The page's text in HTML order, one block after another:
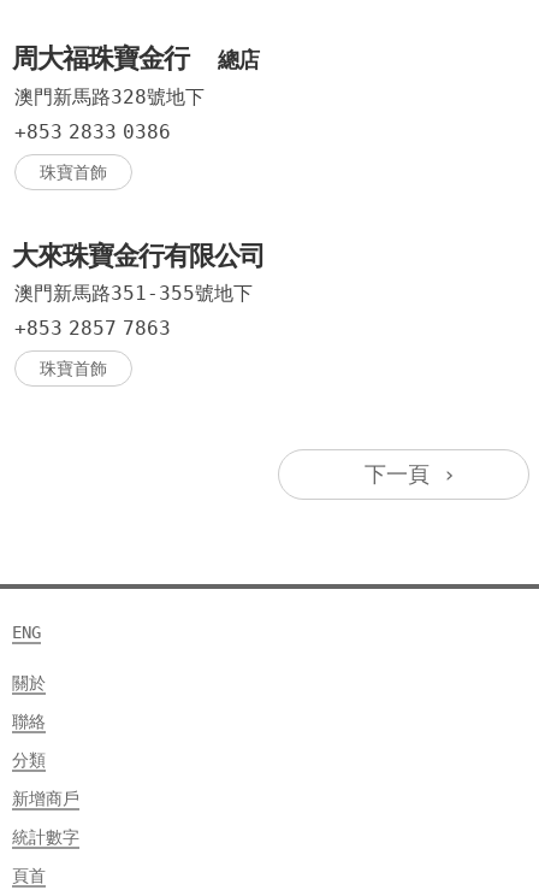
周大福珠寶金行 總店
澳門新馬路328號地下
+853 2833 0386
珠寶首飾
大來珠寶金行有限公司
澳門新馬路351-355號地下
+853 2857 7863
珠寶首飾
下一頁 ›
ENG
關於
聯絡
分類
新增商戶
統計數字
頁首